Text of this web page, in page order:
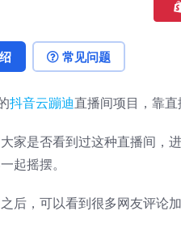
常见问题
抖音云蹦迪直播间项目，靠
家是否看到过这种直播间，
起摇摆。
后，可以看到很多网友评论